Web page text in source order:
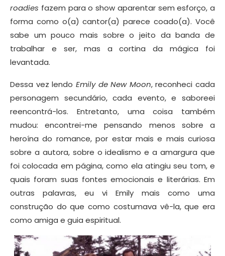
roadies fazem para o show aparentar sem esforço, a
forma como o(a) cantor(a) parece coado(a). Você
sabe um pouco mais sobre o jeito da banda de
trabalhar e ser, mas a cortina da mágica foi
levantada.
Dessa vez lendo Emily de New Moon, reconheci cada
personagem secundário, cada evento, e saboreei
reencontrá-los. Entretanto, uma coisa também
mudou: encontrei-me pensando menos sobre a
heroína do romance, por estar mais e mais curiosa
sobre a autora, sobre o idealismo e a amargura que
foi colocada em página, como ela atingiu seu tom, e
quais foram suas fontes emocionais e literárias. Em
outras palavras, eu vi Emily mais como uma
construção do que como costumava vê-la, que era
como amiga e guia espiritual.